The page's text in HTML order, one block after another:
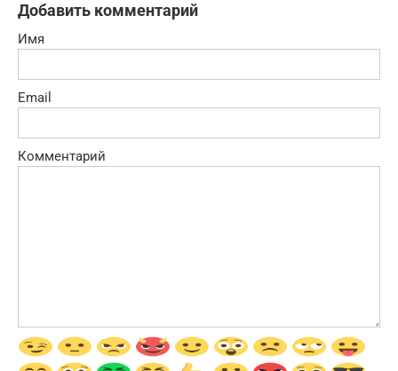
Добавить комментарий
Имя
Email
Комментарий